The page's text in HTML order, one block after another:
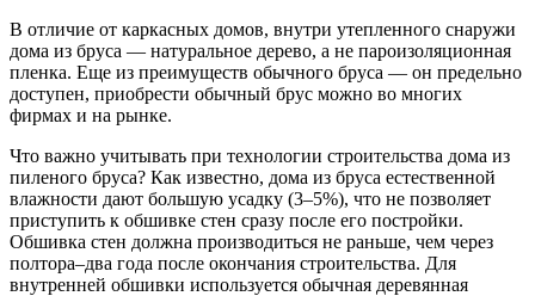
В отличие от каркасных домов, внутри утепленного снаружи
дома из бруса — натуральное дерево, а не пароизоляционная
пленка. Еще из преимуществ обычного бруса — он предельно
доступен, приобрести обычный брус можно во многих
фирмах и на рынке.
Что важно учитывать при технологии строительства дома из
пиленого бруса? Как известно, дома из бруса естественной
влажности дают большую усадку (3–5%), что не позволяет
приступить к обшивке стен сразу после его постройки.
Обшивка стен должна производиться не раньше, чем через
полтора–два года после окончания строительства. Для
внутренней обшивки используется обычная деревянная